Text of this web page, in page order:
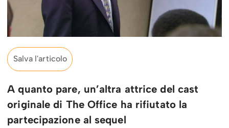
Salva l'articolo
A quanto pare, un’altra attrice del cast
originale di The Office ha rifiutato la
partecipazione al sequel